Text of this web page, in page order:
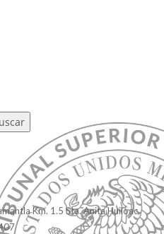
Km. 1.5 Sta. Anita Huiloac,